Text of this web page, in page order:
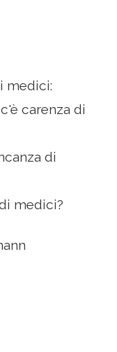
medici:
carenza di
di
medici?